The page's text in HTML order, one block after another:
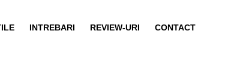
INTREBARI REVIEW-URI CONTACT